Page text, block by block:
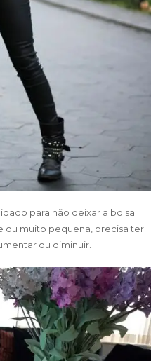
para não deixar a bolsa
ou muito pequena, precisa ter
ou diminuir.